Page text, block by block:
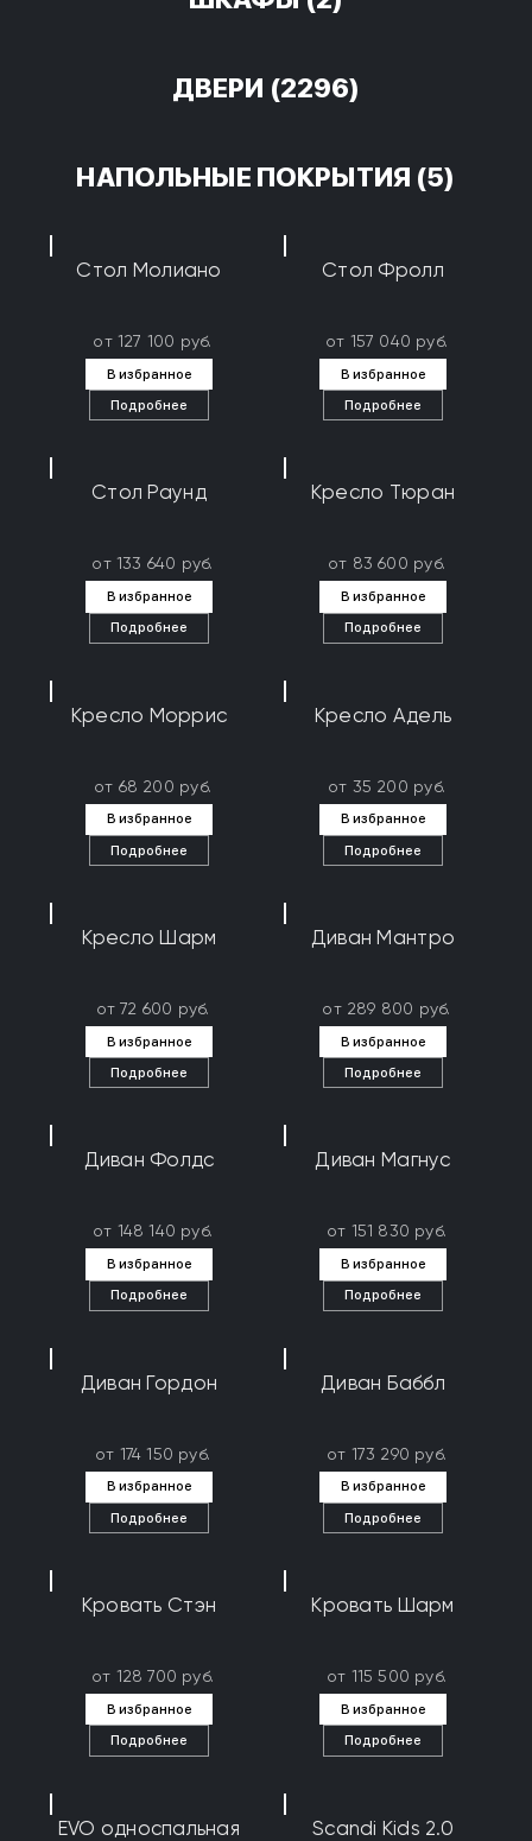
ДВЕРИ (2296)
НАПОЛЬНЫЕ ПОКРЫТИЯ (5)
Стол Молиано
от 127 100 руб.
В избранное
Подробнее
Стол Фролл
от 157 040 руб.
В избранное
Подробнее
Стол Раунд
от 133 640 руб.
В избранное
Подробнее
Кресло Тюран
от 83 600 руб.
В избранное
Подробнее
Кресло Моррис
от 68 200 руб.
В избранное
Подробнее
Кресло Адель
от 35 200 руб.
В избранное
Подробнее
Кресло Шарм
от 72 600 руб.
В избранное
Подробнее
Диван Мантро
от 289 800 руб.
В избранное
Подробнее
Диван Фолдс
от 148 140 руб.
В избранное
Подробнее
Диван Магнус
от 151 830 руб.
В избранное
Подробнее
Диван Гордон
от 174 150 руб.
В избранное
Подробнее
Диван Баббл
от 173 290 руб.
В избранное
Подробнее
Кровать Стэн
от 128 700 руб.
В избранное
Подробнее
Кровать Шарм
от 115 500 руб.
В избранное
Подробнее
EVO односпальная Scandi Kids 2.0